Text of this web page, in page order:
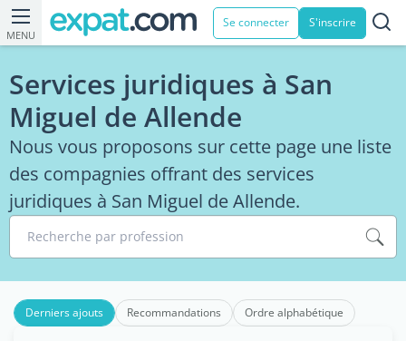
MENU
Se connecter S'inscrire
Services juridiques à San
Miguel de Allende
Nous vous proposons sur cette page une liste
des compagnies offrant des services
juridiques à San Miguel de Allende.
Recherche par profession
Derniers ajouts Recommandations Ordre alphabétique